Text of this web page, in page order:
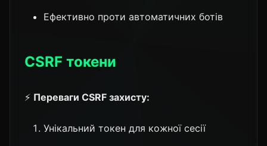
Ефективно проти автоматичних ботів
CSRF токени
⚡ Переваги CSRF захисту:
Унікальний токен для кожної сесії